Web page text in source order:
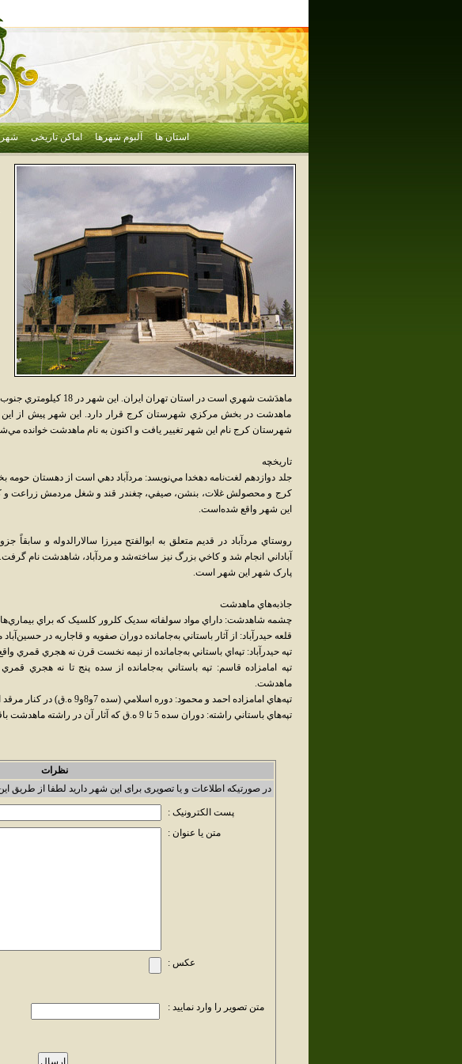
استان ها آلبوم شهرها اماکن تاریخی
ماهدَشت شهري است در استان تهران ايران. اين شهر در 18 کيلومتري جنوب غربي کرج واقع شده‌است.
ماهدشت در بخش مرکزي شهرستان کرج قرار دارد. اين شهر پيش از اين
شهرستان کرج نام اين شهر تغيير يافت و اکنون به نام ماهدشت خوانده
تاريخچه
کرج و محصولش غلات، بنشن، صيفي، چغندر قند و شغل مردمش زراعت و کاخ
اين شهر واقع شده‌است.
روستاي مردآباد در قديم متعلق به ابوالفتح ميرزا سالارالدوله و سابقاً
آباداني انجام شد و کاخي بزرگ نيز ساخته‌شد و مردآباد، شاهدشت نام
پارک شهر اين شهر است.
جاذبه‌هاي ماهدشت
چشمه شاهدشت: داراي مواد سولفاته سديک کلرور کلسيک که براي
قلعه حيدرآباد: از آثار باستاني به‌جامانده دوران صفويه و قاجاريه در
تپه حيدرآباد: تپه‌اي باستاني به‌جامانده از نيمه نخست قرن نه هجري قمري
تپه امامزاده قاسم: تپه باستاني به‌جامانده از سده پنج تا نه هجري
ماهدشت.
تپه‌هاي امامزاده احمد و محمود: دوره اسلامي (سده 7و8و9 ه.ق) در کنار مرقد امامزاده احمد و محمود ماهدشت.
تپه‌هاي باستاني راشته: دوران سده 5 تا 9 ه.ق که آثار آن در راشته ماهدشت باقيست.
نظرات
در صورتیکه اطلاعات و یا تصویری برای این شهر دارید لطفا از طریق
پست الکترونیک :
متن یا عنوان :
عکس :
متن تصویر را وارد نمایید :